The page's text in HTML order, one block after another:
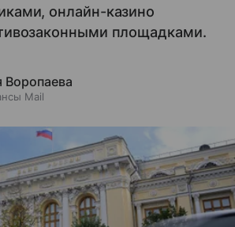
онлайн-казино
площадками.
Воропаева
Mail